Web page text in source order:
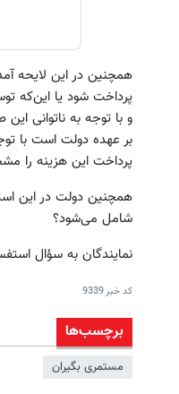
پرداخت شود یا این‌که
و با توجه به ناتوانی
بر عهده دولت است با
پرداخت این هزینه را
همچنین دولت در این
شامل می‌شود؟
نمایندگان به سؤال
کد خبر9339
برچسب‌ها
مستمری بگیران
◀ پرسش‌نامه